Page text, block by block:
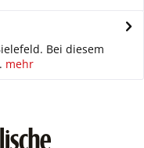
Bei diesem
mehr